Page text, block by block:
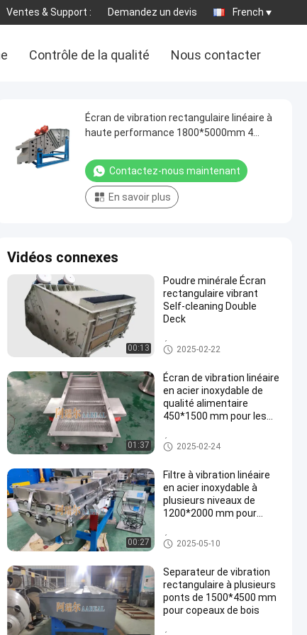
Ventes & Support : Demandez un devis French
Contrôle de la qualité Nous contacter
Écran de vibration rectangulaire linéaire à
haute performance 1800*5000mm 4
Contactez-nous maintenant
En savoir plus
Vidéos connexes
00:13
Poudre minérale Écran
rectangulaire vibrant
Self-cleaning Double
Deck
Écran de vibration rectangulair
e
2025-02-22
01:37
Écran de vibration linéaire
en acier inoxydable de
qualité alimentaire
450*1500 mm pour les
Écran de vibration rectangulair
e
2025-02-24
00:27
Filtre à vibration linéaire
en acier inoxydable à
plusieurs niveaux de
1200*2000 mm pour
Écran de vibration rectangulair
e
2025-05-10
Separateur de vibration
rectangulaire à plusieurs
ponts de 1500*4500 mm
pour copeaux de bois